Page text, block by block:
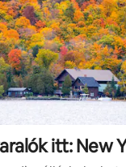
itt: New